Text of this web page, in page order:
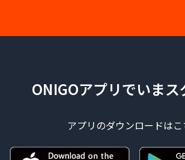
ONIGOアプリでいまス
アプリのダウンロードはこ